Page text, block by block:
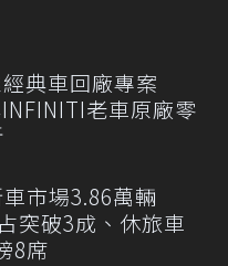
經典車回廠專案
老車原廠零
市場3.86萬輛
突破3成、休旅車
8席